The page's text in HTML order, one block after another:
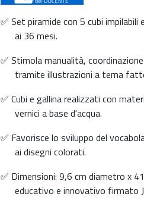
✅ Set piramide con 5 cubi
ai 36 mesi.
✅ Stimola manualità,
tramite illustrazioni a tema
✅ Cubi e gallina realizzati con
vernici a base d'acqua.
✅ Favorisce lo sviluppo del
ai disegni colorati.
✅ Dimensioni: 9,6 cm diametro x
educativo e innovativo firmato